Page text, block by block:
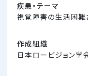
疾患・テーマ
視覚障害の生活困難
作成組織
日本ロービジョン学